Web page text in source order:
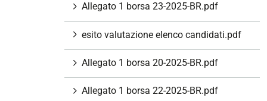
Allegato 1 borsa 23-2025-BR.pdf
esito valutazione elenco candidati.pdf
Allegato 1 borsa 20-2025-BR.pdf
Allegato 1 borsa 22-2025-BR.pdf